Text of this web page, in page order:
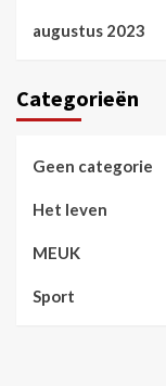
augustus 2023
Categorieën
Geen categorie
Het leven
MEUK
Sport